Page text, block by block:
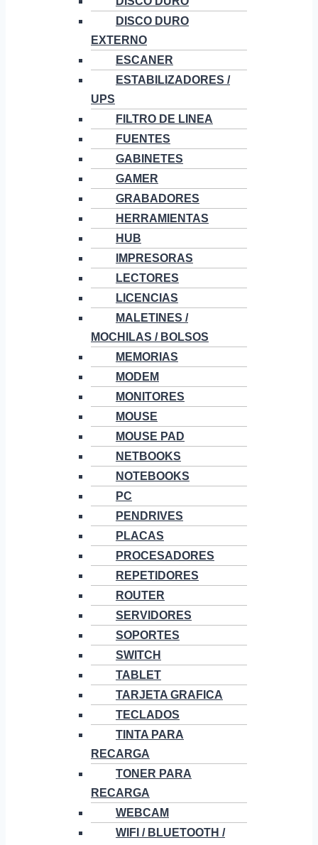
DISCO DURO
EXTERNO
ESCANER
ESTABILIZADORES /
UPS
FILTRO DE LINEA
FUENTES
GABINETES
GAMER
GRABADORES
HERRAMIENTAS
HUB
IMPRESORAS
LECTORES
LICENCIAS
MALETINES /
MOCHILAS / BOLSOS
MEMORIAS
MODEM
MONITORES
MOUSE
MOUSE PAD
NETBOOKS
NOTEBOOKS
PC
PENDRIVES
PLACAS
PROCESADORES
REPETIDORES
ROUTER
SERVIDORES
SOPORTES
SWITCH
TABLET
TARJETA GRAFICA
TECLADOS
TINTA PARA
RECARGA
TONER PARA
RECARGA
WEBCAM
WIFI / BLUETOOTH /